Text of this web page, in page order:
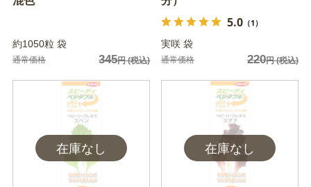
約1050粒 袋
通常価格 345円(税込)
5.0（1）
実咲 袋
通常価格 220円(税込)